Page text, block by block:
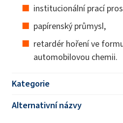
institucionální prací
papírenský průmysl,
retardér hoření ve
automobilovou chemii.
Kategorie
Alternativní názvy